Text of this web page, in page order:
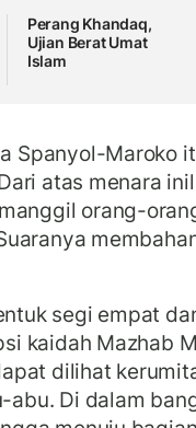
Perang Khandaq,
Ujian Berat Umat
Islam
Spanyol-Maroko
atas menara
orang-
segi empat
kaidah Mazhab
dilihat
abu. Di dalam